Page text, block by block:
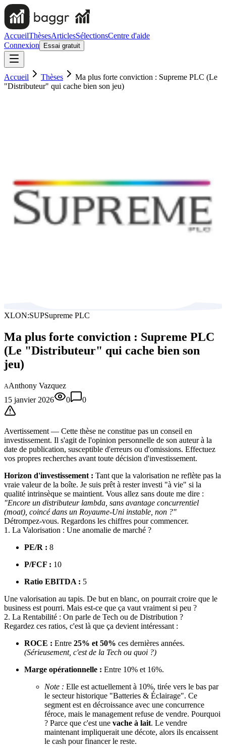
AccueilThèsesArticlesSélectionsCentre d'aide
Connexion
Essai gratuit
Accueil Thèses
Ma plus forte conviction : Supreme PLC (Le
"Distributeur" qui cache bien son jeu)
XLON:SUPSupreme PLC
Ma plus forte conviction : Supreme PLC
(Le "Distributeur" qui cache bien son
jeu)
AAnthony Vazquez
15 janvier 2026
0 0
Avertissement — Cette thèse ne constitue pas un conseil en
investissement. Il s'agit de l'opinion personnelle de son auteur à la
date de publication, susceptible d'erreurs ou d'omissions. Effectuez
vos propres recherches avant toute décision d'investissement.
Horizon d'investissement : Tant que la valorisation ne reflète pas la
vraie valeur de la boîte. Je suis prêt à rester investi "à vie" si la
qualité intrinsèque se maintient. Vous allez sans doute me dire :
"Encore un distributeur lambda, sans avantage concurrentiel
(moat), coincé dans un Royaume-Uni instable, non ?"
Détrompez-vous. Regardons les chiffres pour commencer.
1. La Valorisation : Une anomalie de marché ?
PE/R : 8
P/FCF : 10
Ratio EBITDA : 5
Une valorisation au tapis. De but en blanc, on pourrait croire que le
business est pourri. Mais est-ce que ça vaut vraiment si peu ?
2. La Rentabilité : On parle de Tech ou de Distribution ?
Regardez ces ratios, c'est là que ça devient intéressant :
ROCE : Entre 25% et 50% ces dernières années.
(Sérieusement, c'est de la Tech ou quoi ?)
Marge opérationnelle : Entre 10% et 16%.
Note : Elle est actuellement à 10%, tirée vers le bas par
le secteur historique "Batteries & Éclairage". Ce
segment est en décroissance avec une concurrence
féroce, mais le management refuse de vendre. Pourquoi
? Parce que c'est une vache à lait. Le vendre
maintenant impliquerait une décote, alors ils encaissent
le cash pour financer le reste.